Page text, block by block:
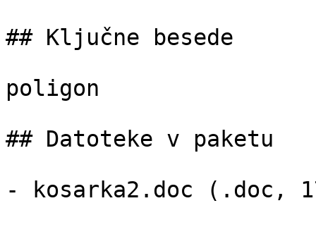
## Ključne besede
poligon
## Datoteke v paketu
- kosarka2.doc (.doc,